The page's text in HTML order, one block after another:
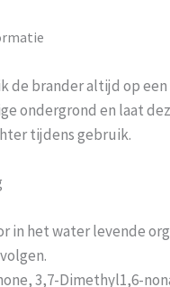
de brander altijd op
ondergrond en laat
tijdens gebruik.
in het water levende
3,7-Dimethyl1,6-